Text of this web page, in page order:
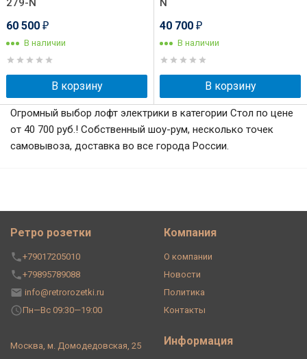
279-N
60 500 ₽
В наличии
В корзину
N
40 700 ₽
В наличии
В корзину
Огромный выбор лофт электрики в категории Стол по цене
от 40 700 руб.! Собственный шоу-рум, несколько точек
самовывоза, доставка во все города России.
Ретро розетки
+79017205010
+79895789088
info@retrorozetki.ru
Пн—Вс 09:30—19:00
Москва, м. Домодедовская, 25
Компания
О компании
Новости
Политика
Контакты
Информация